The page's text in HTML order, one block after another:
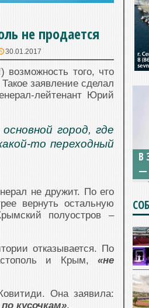
не продается
30.01.2017
того, что
заявление сделал
лейтенант Юрий
город, где
то переходный
не дружит. По его
вернуть остальную
полуостров –
отказывается. По
и Крым, «не
Она заявила:
кусочкам».
В
—